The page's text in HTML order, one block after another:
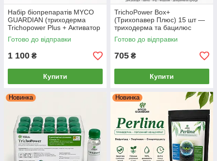
Набір біопрепаратів MYCO
GUARDIAN (триходерма
Trichopower Plus + Активатор
Біопрепаратів), 15 + 15
флаконів
Готово до відправки
1 100 ₴
Купити
TrichoPower Box+
(Трихопавер Плюс) 15 шт —
триходерма та бацилюс
(сінна паличка) від хвороб
рослин Myco Guardian
Готово до відправки
705 ₴
Купити
Новинка Новинка